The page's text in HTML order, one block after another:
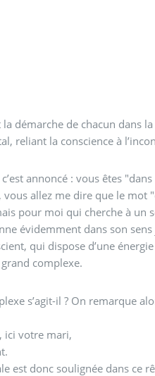
la démarche de chacun dans
reliant la conscience à
annoncé : vous êtes
vous allez me dire que le mot
pour moi qui cherche à un
évidemment dans son
qui dispose d’une
complexe.
s’agit-il ? On remarque
ici votre mari,
est donc soulignée dans ce